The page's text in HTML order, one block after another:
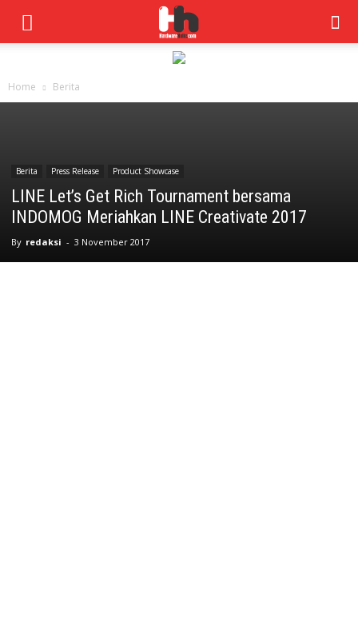
Home Berita
Berita Press Release Product Showcase
LINE Let’s Get Rich Tournament bersama
INDOMOG Meriahkan LINE Creativate 2017
By redaksi - 3 November 2017